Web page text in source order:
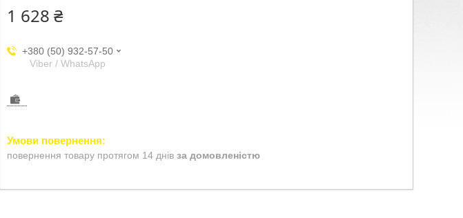
1 628 ₴
+380 (50) 932-57-50
Viber / WhatsApp
повернення товару протягом 14 днів за домовленістю